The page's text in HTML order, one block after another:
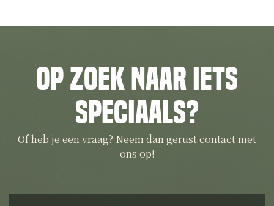
Op zoek naar iets
speciaals?
Of heb je een vraag? Neem dan gerust contact met
ons op!